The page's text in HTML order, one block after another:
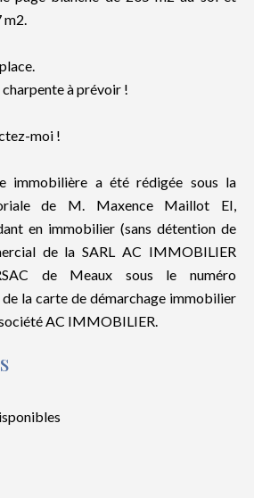
m2.
à prévoir !
moi !
immobilière a été rédigée sous la
de M. Maxence Maillot EI,
en immobilier (sans détention de
de la SARL AC IMMOBILIER
de Meaux sous le numéro
la carte de démarchage immobilier
AC IMMOBILIER.